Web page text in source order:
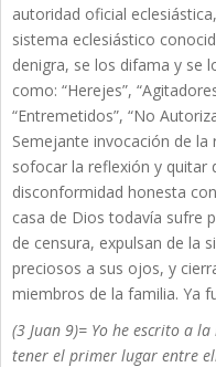
autoridad oficial
sistema eclesiástico
denigra, se los difama y se
como: “Herejes”,
“Entremetidos”, “No
Semejante invocación de
sofocar la reflexión y quitar
disconformidad honesta
casa de Dios todavía sufre
de censura, expulsan de la
preciosos a sus ojos, y
miembros de la familia. Ya
(3 Juan 9)= Yo he escrito a
tener el primer lugar entre